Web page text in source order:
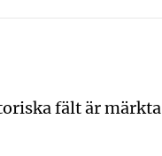
fält är märkta